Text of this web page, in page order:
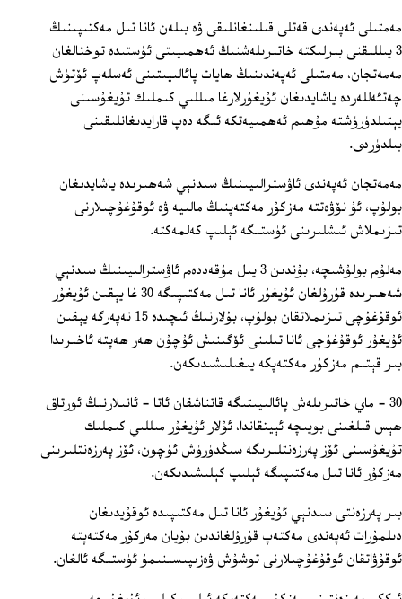
مەمتىلى ئەپەندى قەتلى قىلىنغانلىقى ۋە بىلەن ئانا تىل مەكتىپىنىڭ
3 يىللىقنى بىرلىكتە خاتىرىلەشنىڭ ئەھمىيىتى ئۈستىدە توختالغان
مەمەتجان، مەمتىلى ئەپەندىنىڭ ھايات پائالىيىتىنى ئەسلەپ ئۆتۈش
چەتئەللەردە ياشايدىغان ئۇيغۇرلارغا مىللىي كىملىك تۇيغۇسىنى
يېتىلدۈرۈشتە مۇھىم ئەھمىيەتكە ئىگە دەپ قارايدىغانلىقىنى
بىلدۈردى.
مەمەتجان ئەپەندى ئاۋسترالىيىنىڭ سىدنېي شەھىرىدە ياشايدىغان
بولۇپ، ئۇ نۆۋەتتە مەزكۇر مەكتەپنىڭ مالىيە ۋە ئوقۇغۇچىلارنى
تىزىملاش ئىشلىرىنى ئۈستىگە ئېلىپ كەلمەكتە.
مەلۇم بولۇشىچە، بۇندىن 3 يىل مۇقەددەم ئاۋسترالىيىنىڭ سىدنېي
شەھىرىدە قۇرۇلغان ئۇيغۇر ئانا تىل مەكتىپىگە 30 غا يېقىن ئۇيغۇر
ئوقۇغۇچى تىزىملاتقان بولۇپ، بۇلارنىڭ ئىچىدە 15 نەپەرگە يېقىن
ئۇيغۇر ئوقۇغۇچى ئانا تىلىنى ئۆگىنىش ئۇچۇن ھەر ھەپتە ئاخىرىدا
بىر قېتىم مەزكۇر مەكتەپكە يىغىلىشىدىكەن.
30 - ماي خاتىرىلەش پائالىيىتىگە قاتناشقان ئاتا - ئانىلارنىڭ ئورتاق
ھېس قىلغىنى بويىچە ئېيتقاندا، ئۇلار ئۇيغۇر مىللىي كىملىك
تۇيغۇسىنى ئۆز پەرزەنتلىرىگە سىڭدۈرۈش ئۈچۈن، ئۆز پەرزەنتلىرىنى
مەزكۇر ئانا تىل مەكتىپىگە ئېلىپ كېلىشىدىكەن.
بىر پەرزەنتى سىدنېي ئۇيغۇر ئانا تىل مەكتىپىدە ئوقۇيدىغان
دىلمۇرات ئەپەندى مەكتەپ قۇرۇلغاندىن بۇيان مەزكۇر مەكتەپتە
ئوقۇۋاتقان ئوقۇغۇچىلارنى توشۇش ۋەزىپىسىنىمۇ ئۈستىگە ئالغان.